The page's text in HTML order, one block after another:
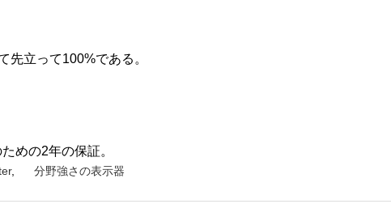
先立って100%である。
めの2年の保証。
, 分野強さの表示器